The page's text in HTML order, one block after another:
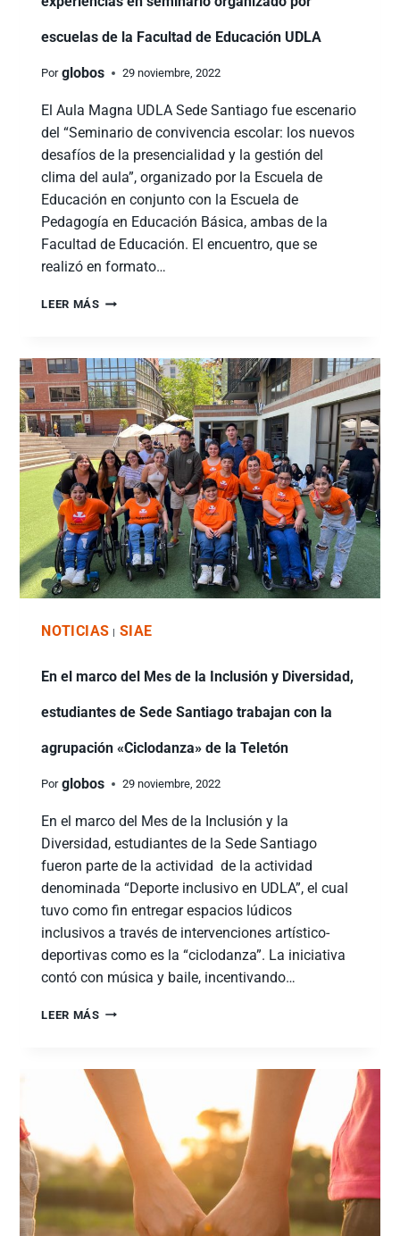
escuelas de la Facultad de Educación UDLA
Por globos 29 noviembre, 2022
El Aula Magna UDLA Sede Santiago fue escenario
del “Seminario de convivencia escolar: los nuevos
desafíos de la presencialidad y la gestión del
clima del aula”, organizado por la Escuela de
Educación en conjunto con la Escuela de
Pedagogía en Educación Básica, ambas de la
Facultad de Educación. El encuentro, que se
realizó en formato…
LEER MÁS
NOTICIAS | SIAE
En el marco del Mes de la Inclusión y Diversidad,
estudiantes de Sede Santiago trabajan con la
agrupación «Ciclodanza» de la Teletón
Por globos 29 noviembre, 2022
En el marco del Mes de la Inclusión y la
Diversidad, estudiantes de la Sede Santiago
fueron parte de la actividad de la actividad
denominada “Deporte inclusivo en UDLA”, el cual
tuvo como fin entregar espacios lúdicos
inclusivos a través de intervenciones artístico-
deportivas como es la “ciclodanza”. La iniciativa
contó con música y baile, incentivando…
LEER MÁS